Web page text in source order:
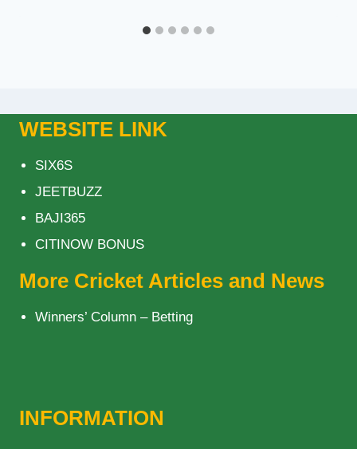
WEBSITE LINK
SIX6S
JEETBUZZ
BAJI365
CITINOW BONUS
More Cricket Articles and News
Winners’ Column – Betting
INFORMATION